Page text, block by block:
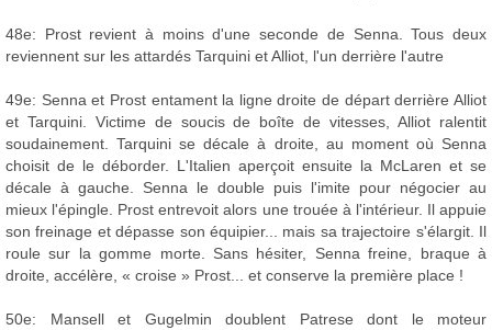
48e: Prost revient à moins d'une seconde de Senna. Tous deux
reviennent sur les attardés Tarquini et Alliot, l'un derrière l'autre
49e: Senna et Prost entament la ligne droite de départ derrière Alliot
et Tarquini. Victime de soucis de boîte de vitesses, Alliot ralentit
soudainement. Tarquini se décale à droite, au moment où Senna
choisit de le déborder. L'Italien aperçoit ensuite la McLaren et se
décale à gauche. Senna le double puis l'imite pour négocier au
mieux l'épingle. Prost entrevoit alors une trouée à l'intérieur. Il appuie
son freinage et dépasse son équipier... mais sa trajectoire s'élargit. Il
roule sur la gomme morte. Sans hésiter, Senna freine, braque à
droite, accélère, « croise » Prost... et conserve la première place !
50e: Mansell et Gugelmin doublent Patrese dont le moteur